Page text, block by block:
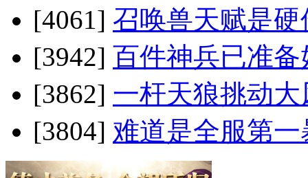
[4061] 召唤兽天赋是
[3942] 百件神兵已准
[3862] 一杆天狼挑动
[3804] 难道是全服第